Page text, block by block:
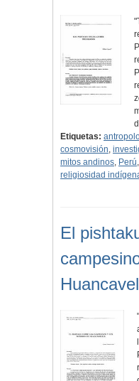
Etiquetas:
cosmovisión,
mitos andinos, Perú,
religiosidad
El